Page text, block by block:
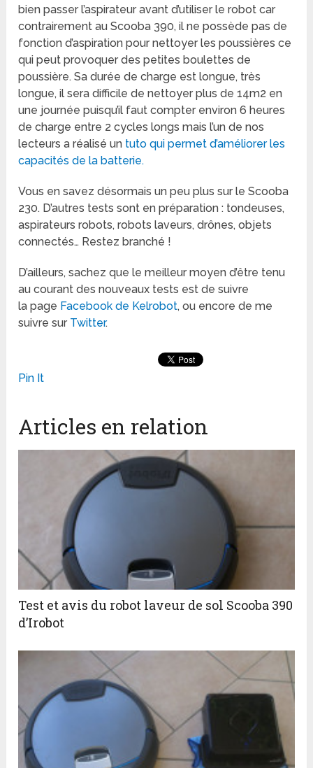
bien passer l’aspirateur avant d’utiliser le robot car
contrairement au Scooba 390, il ne possède pas de
fonction d’aspiration pour nettoyer les poussières ce
qui peut provoquer des petites boulettes de
poussière. Sa durée de charge est longue, très
longue, il sera difficile de nettoyer plus de 14m2 en
une journée puisqu’il faut compter environ 6 heures
de charge entre 2 cycles longs mais l’un de nos
lecteurs a réalisé un tuto qui permet d’améliorer les
capacités de la batterie.
Vous en savez désormais un peu plus sur le Scooba
230. D’autres tests sont en préparation : tondeuses,
aspirateurs robots, robots laveurs, drônes, objets
connectés… Restez branché !
D’ailleurs, sachez que le meilleur moyen d’être tenu
au courant des nouveaux tests est de suivre
la page Facebook de Kelrobot, ou encore de me
suivre sur Twitter.
Pin It
Articles en relation
Test et avis du robot laveur de sol Scooba 390
d’Irobot